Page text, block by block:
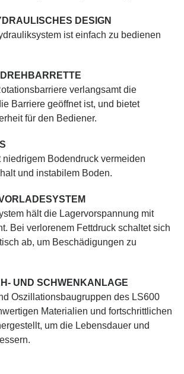
DESIGN
ist einfach zu bedienen
verlangsamt die
Barriere geöffnet ist, und bietet
für den Bediener.
niedrigem Bodendruck vermeiden
und instabilem Boden.
hält die Lagervorspannung mit
Bei verlorenem Fettdruck schaltet sich
ab, um Beschädigungen zu
UND SCHWENKANLAGE
Oszillationsbaugruppen des LS600
Materialien und fortschrittlichen
um die Lebensdauer und